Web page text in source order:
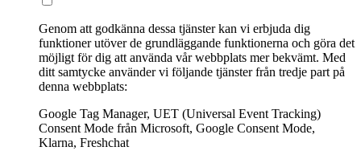
Genom att godkänna dessa tjänster kan vi erbjuda dig
funktioner utöver de grundläggande funktionerna och göra det
möjligt för dig att använda vår webbplats mer bekvämt. Med
ditt samtycke använder vi följande tjänster från tredje part på
denna webbplats:
Google Tag Manager, UET (Universal Event Tracking)
Consent Mode från Microsoft, Google Consent Mode,
Klarna, Freshchat